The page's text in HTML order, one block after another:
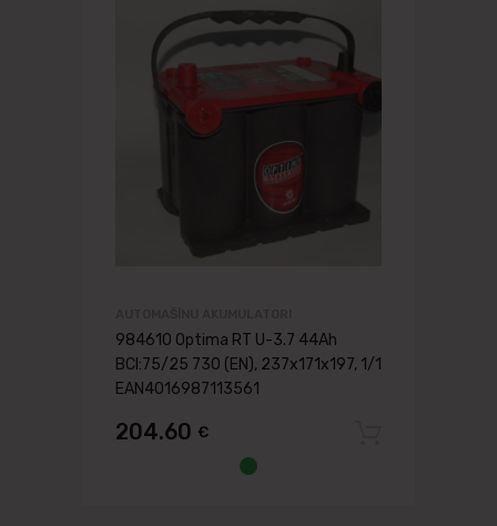
984610 Optima RT U-3.7 44Ah
BCI:75/25 730 (EN), 237x171x197, 1/1
EAN4016987113561
204.60 €